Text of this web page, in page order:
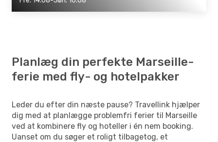
Planlæg din perfekte Marseille-
ferie med fly- og hotelpakker
Leder du efter din næste pause? Travellink hjælper
dig med at planlægge problemfri ferier til Marseille
ved at kombinere fly og hoteller i én nem booking.
Uanset om du søger et roligt tilbagetog, et